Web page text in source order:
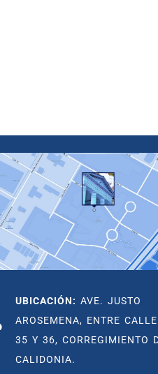
UBICACIÓN: AVE. JUSTO
AROSEMENA, ENTRE CALLE
35 Y 36, CORREGIMIENTO
CALIDONIA.